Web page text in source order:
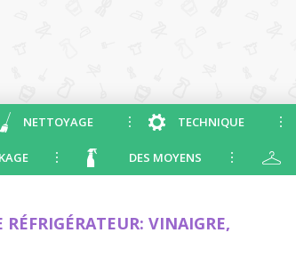
NETTOYAGE TECHNIQUE
DES MOYENS
VINAIGRE,